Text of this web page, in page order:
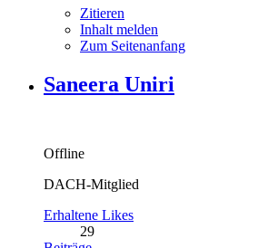
Zitieren
Inhalt melden
Zum Seitenanfang
Saneera Uniri
Offline
DACH-Mitglied
Erhaltene Likes
29